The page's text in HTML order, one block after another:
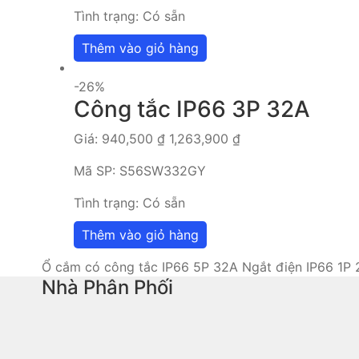
Tình trạng: Có sẵn
Thêm vào giỏ hàng
-26%
Công tắc IP66 3P 32A
Giá: 940,500 ₫ 1,263,900 ₫
Mã SP: S56SW332GY
Tình trạng: Có sẵn
Thêm vào giỏ hàng
Ổ cắm có công tắc IP66 5P 32A Ngắt điện IP66 1P
Nhà Phân Phối